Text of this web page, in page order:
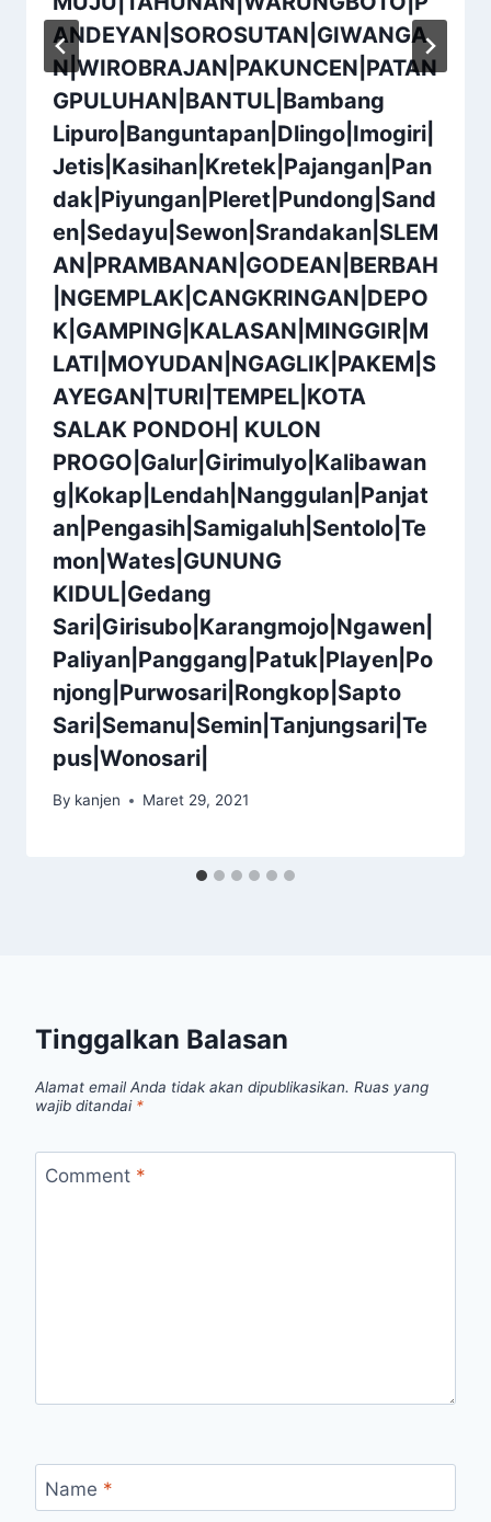
ANDEYAN|SOROSUTAN|GIWANGA
N|WIROBRAJAN|PAKUNCEN|PATAN
GPULUHAN|BANTUL|Bambang
Lipuro|Banguntapan|Dlingo|Imogiri|
Jetis|Kasihan|Kretek|Pajangan|Pan
dak|Piyungan|Pleret|Pundong|Sand
en|Sedayu|Sewon|Srandakan|SLEM
AN|PRAMBANAN|GODEAN|BERBAH
|NGEMPLAK|CANGKRINGAN|DEPO
K|GAMPING|KALASAN|MINGGIR|M
LATI|MOYUDAN|NGAGLIK|PAKEM|S
AYEGAN|TURI|TEMPEL|KOTA
SALAK PONDOH| KULON
PROGO|Galur|Girimulyo|Kalibawan
g|Kokap|Lendah|Nanggulan|Panjat
an|Pengasih|Samigaluh|Sentolo|Te
mon|Wates|GUNUNG
KIDUL|Gedang
Sari|Girisubo|Karangmojo|Ngawen|
Paliyan|Panggang|Patuk|Playen|Po
njong|Purwosari|Rongkop|Sapto
Sari|Semanu|Semin|Tanjungsari|Te
pus|Wonosari|
By kanjen Maret 29, 2021
Tinggalkan Balasan
Alamat email Anda tidak akan dipublikasikan. Ruas yang
wajib ditandai *
Comment *
Name *